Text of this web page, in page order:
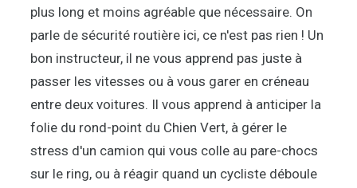
plus long et moins agréable que nécessaire. On
parle de sécurité routière ici, ce n'est pas rien ! Un
bon instructeur, il ne vous apprend pas juste à
passer les vitesses ou à vous garer en créneau
entre deux voitures. Il vous apprend à anticiper la
folie du rond-point du Chien Vert, à gérer le
stress d'un camion qui vous colle au pare-chocs
sur le ring, ou à réagir quand un cycliste déboule